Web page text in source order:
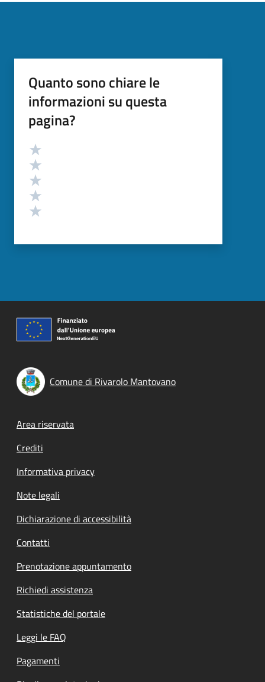
Quanto sono chiare le
informazioni su questa
pagina?
Valutazione
Comune di Rivarolo Mantovano
Footer menu
Area riservata
Crediti
Informativa privacy
Note legali
Dichiarazione di accessibilità
Contatti
Prenotazione appuntamento
Richiedi assistenza
Statistiche del portale
Leggi le FAQ
Pagamenti